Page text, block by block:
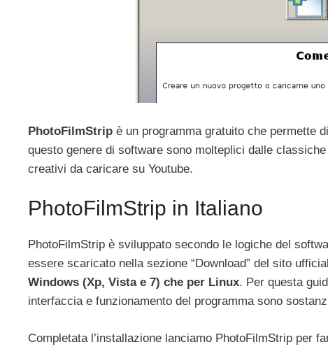
PhotoFilmStrip è un programma gratuito che permette di
questo genere di software sono molteplici dalle
creativi da caricare su Youtube.
PhotoFilmStrip in Italiano
PhotoFilmStrip è sviluppato secondo le logiche del
essere scaricato nella sezione “Download” del sito
Windows (Xp, Vista e 7) che per Linux. Per questa
interfaccia e funzionamento del programma sono
Completata l’installazione lanciamo PhotoFilmStrip per